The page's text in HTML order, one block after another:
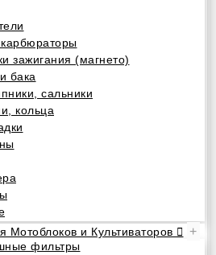
зажигания (магнето)
бака
сальники
кольца
Мотоблоков и Культиваторов
+
фильтры